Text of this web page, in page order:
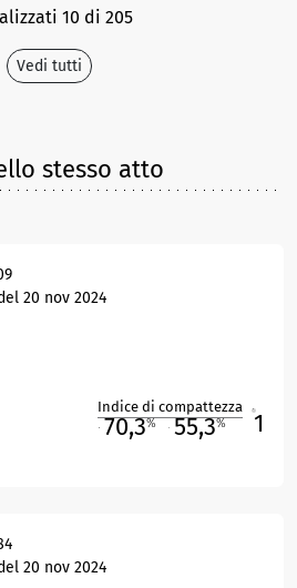
10 di 205
Vedi tutti
stesso atto
20 nov 2024
Indice di compattezza
70,3% 55,3% 1
20 nov 2024